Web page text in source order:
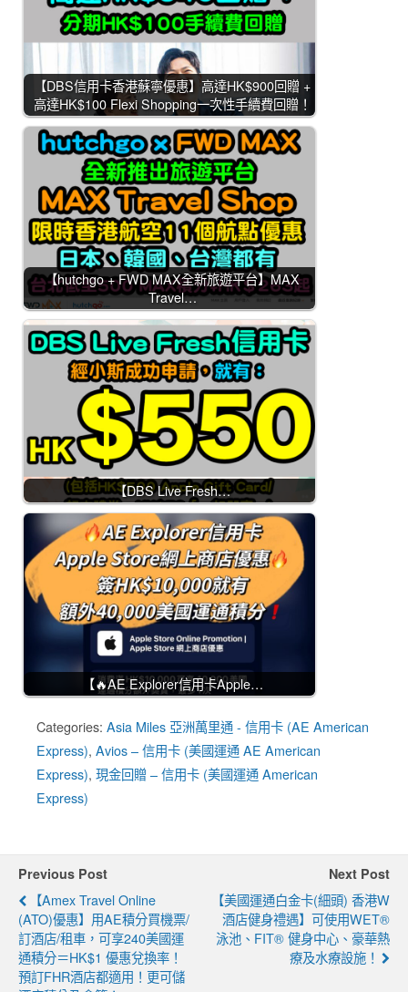
【DBS信用卡香港蘇寧優惠】高達HK$900回贈 +
高達HK$100 Flexi Shopping一次性手續費回贈！
【hutchgo + FWD MAX全新旅遊平台】MAX
Travel…
【DBS Live Fresh…
【🔥AE Explorer信用卡Apple…
Categories: Asia Miles 亞洲萬里通 - 信用卡 (AE American
Express), Avios – 信用卡 (美國運通 AE American
Express), 現金回贈 – 信用卡 (美國運通 American
Express)
Previous Post
【Amex Travel Online
(ATO)優惠】用AE積分買機票/
訂酒店/租車，可享240美國運
通積分＝HK$1 優惠兌換率！
預訂FHR酒店都適用！更可儲
Next Post
【美國運通白金卡(細頭) 香港W
酒店健身禮遇】可使用WET®
泳池、FIT® 健身中心、豪華熱
療及水療設施！